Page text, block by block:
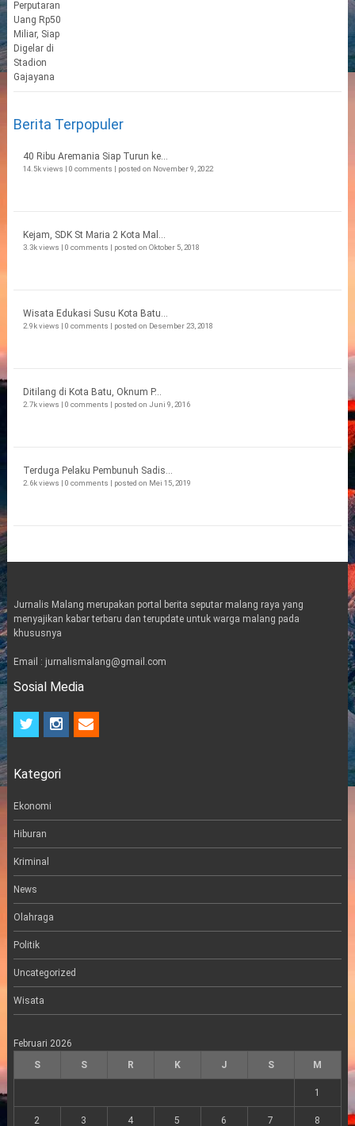
Berita Terpopuler
40 Ribu Aremania Siap Turun ke...
14.5k views | 0 comments | posted on November 9, 2022
Kejam, SDK St Maria 2 Kota Mal...
3.3k views | 0 comments | posted on Oktober 5, 2018
Wisata Edukasi Susu Kota Batu...
2.9k views | 0 comments | posted on Desember 23, 2018
Ditilang di Kota Batu, Oknum P...
2.7k views | 0 comments | posted on Juni 9, 2016
Terduga Pelaku Pembunuh Sadis...
2.6k views | 0 comments | posted on Mei 15, 2019
Jurnalis Malang merupakan portal berita seputar malang raya yang
menyajikan kabar terbaru dan terupdate untuk warga malang pada
khususnya
Email : jurnalismalang@gmail.com
Sosial Media
t
t
r
i
n
a
e
m
Kategori
Ekonomi
Hiburan
Kriminal
News
Olahraga
Politik
Uncategorized
Wisata
Februari 2026
S
S R K J S M
1
2 3 4 5 6 7 8